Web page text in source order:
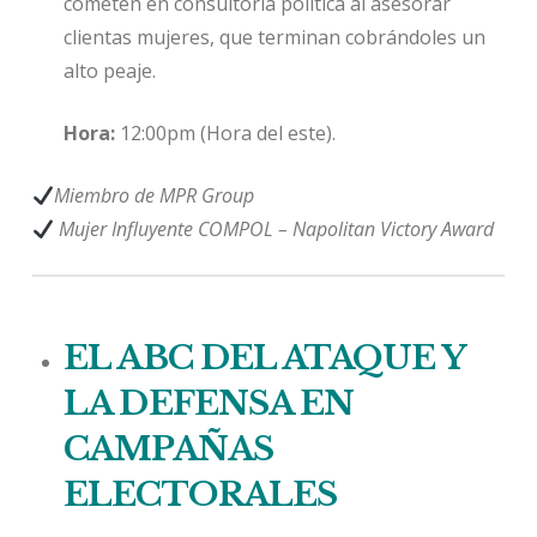
clientas mujeres, que terminan cobrándoles un
alto peaje.
Hora: 12:00pm (Hora del este).
Miembro de MPR Group
Mujer Influyente COMPOL – Napolitan Victory Award
EL ABC DEL ATAQUE Y
LA DEFENSA EN
CAMPAÑAS
ELECTORALES